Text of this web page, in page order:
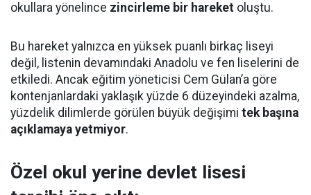
okullara yönelince zincirleme bir hareket oluştu.
Bu hareket yalnızca en yüksek puanlı birkaç liseyi
değil, listenin devamındaki Anadolu ve fen liselerini de
etkiledi. Ancak eğitim yöneticisi Cem Gülan’a göre
kontenjanlardaki yaklaşık yüzde 6 düzeyindeki azalma,
yüzdelik dilimlerde görülen büyük değişimi tek başına
açıklamaya yetmiyor.
Özel okul yerine devlet lisesi